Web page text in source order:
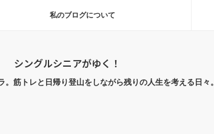
私のブログについて
シングルシニアがゆく！
。筋トレと日帰り登山をしながら残りの人生を考える日々。